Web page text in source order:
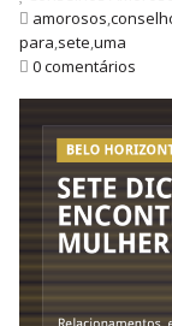
amorosos,
para,sete,uma
0 comentários